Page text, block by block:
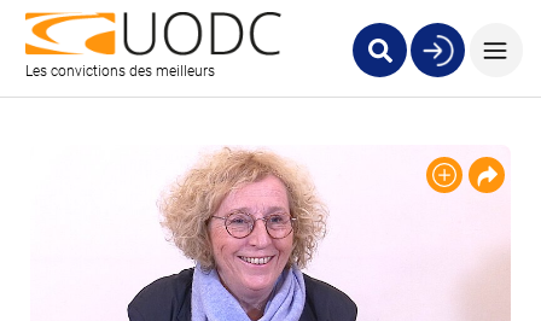
Les convictions des meilleurs